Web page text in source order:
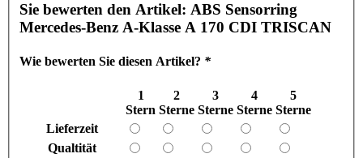
Sie bewerten den Artikel: ABS Sensorring
Mercedes-Benz A-Klasse A 170 CDI TRISCAN
Wie bewerten Sie diesen Artikel? *
1
Stern
2
Sterne
3
Sterne
4
Sterne
5
Sterne
Lieferzeit
Qualtität